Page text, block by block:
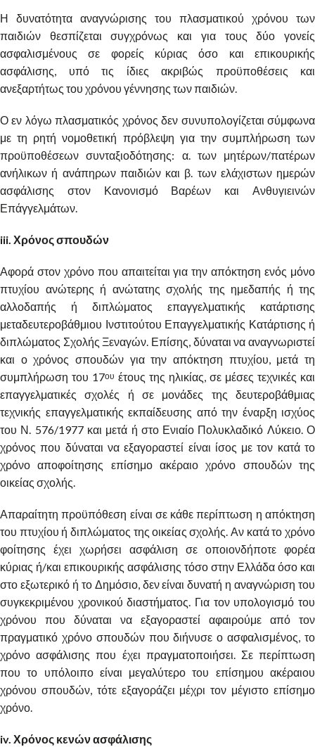
Η δυνατότητα αναγνώρισης του πλασματικού χρόνου των
παιδιών θεσπίζεται συγχρόνως και για τους δύο γονείς
ασφαλισμένους σε φορείς κύριας όσο και επικουρικής
ασφάλισης, υπό τις ίδιες ακριβώς προϋποθέσεις και
ανεξαρτήτως του χρόνου γέννησης των παιδιών.
Ο εν λόγω πλασματικός χρόνος δεν συνυπολογίζεται σύμφωνα
με τη ρητή νομοθετική πρόβλεψη για την συμπλήρωση των
προϋποθέσεων συνταξιοδότησης: α. των μητέρων/πατέρων
ανήλικων ή ανάπηρων παιδιών και β. των ελάχιστων ημερών
ασφάλισης στον Κανονισμό Βαρέων και Ανθυγιεινών
Επάγγελμάτων.
iii. Χρόνος σπουδών
Αφορά στον χρόνο που απαιτείται για την απόκτηση ενός μόνο
πτυχίου ανώτερης ή ανώτατης σχολής της ημεδαπής ή της
αλλοδαπής ή διπλώματος επαγγελματικής κατάρτισης
μεταδευτεροβάθμιου Ινστιτούτου Επαγγελματικής Κατάρτισης ή
διπλώματος Σχολής Ξεναγών. Επίσης, δύναται να αναγνωριστεί
και ο χρόνος σπουδών για την απόκτηση πτυχίου, μετά τη
συμπλήρωση του 17ου έτους της ηλικίας, σε μέσες τεχνικές και
επαγγελματικές σχολές ή σε μονάδες της δευτεροβάθμιας
τεχνικής επαγγελματικής εκπαίδευσης από την έναρξη ισχύος
του Ν. 576/1977 και μετά ή στο Ενιαίο Πολυκλαδικό Λύκειο. Ο
χρόνος που δύναται να εξαγοραστεί είναι ίσος με τον κατά το
χρόνο αποφοίτησης επίσημο ακέραιο χρόνο σπουδών της
οικείας σχολής.
Απαραίτητη προϋπόθεση είναι σε κάθε περίπτωση η απόκτηση
του πτυχίου ή διπλώματος της οικείας σχολής. Αν κατά το χρόνο
φοίτησης έχει χωρήσει ασφάλιση σε οποιονδήποτε φορέα
κύριας ή/και επικουρικής ασφάλισης τόσο στην Ελλάδα όσο και
στο εξωτερικό ή το Δημόσιο, δεν είναι δυνατή η αναγνώριση του
συγκεκριμένου χρονικού διαστήματος. Για τον υπολογισμό του
χρόνου που δύναται να εξαγοραστεί αφαιρούμε από τον
πραγματικό χρόνο σπουδών που διήνυσε ο ασφαλισμένος, το
χρόνο ασφάλισης που έχει πραγματοποιήσει. Σε περίπτωση
που το υπόλοιπο είναι μεγαλύτερο του επίσημου ακέραιου
χρόνου σπουδών, τότε εξαγοράζει μέχρι τον μέγιστο επίσημο
χρόνο.
iv. Χρόνος κενών ασφάλισης